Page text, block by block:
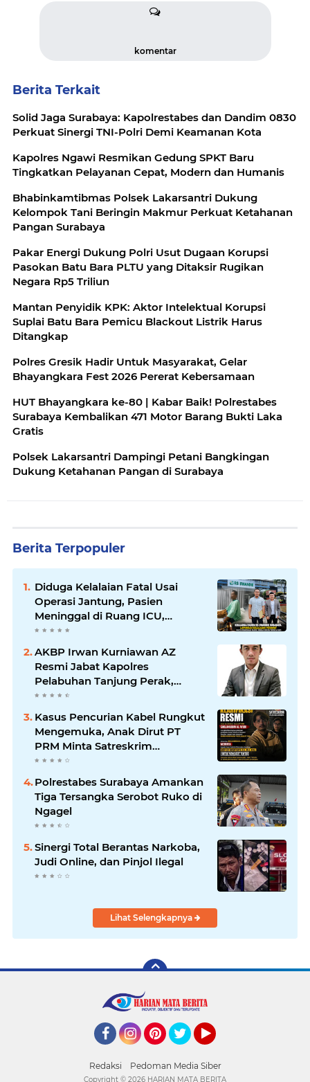
komentar
Berita Terkait
Solid Jaga Surabaya: Kapolrestabes dan Dandim 0830
Perkuat Sinergi TNI-Polri Demi Keamanan Kota
Kapolres Ngawi Resmikan Gedung SPKT Baru
Tingkatkan Pelayanan Cepat, Modern dan Humanis
Bhabinkamtibmas Polsek Lakarsantri Dukung
Kelompok Tani Beringin Makmur Perkuat Ketahanan
Pangan Surabaya
Pakar Energi Dukung Polri Usut Dugaan Korupsi
Pasokan Batu Bara PLTU yang Ditaksir Rugikan
Negara Rp5 Triliun
Mantan Penyidik KPK: Aktor Intelektual Korupsi
Suplai Batu Bara Pemicu Blackout Listrik Harus
Ditangkap
Polres Gresik Hadir Untuk Masyarakat, Gelar
Bhayangkara Fest 2026 Pererat Kebersamaan
HUT Bhayangkara ke-80 | Kabar Baik! Polrestabes
Surabaya Kembalikan 471 Motor Barang Bukti Laka
Gratis
Polsek Lakarsantri Dampingi Petani Bangkingan
Dukung Ketahanan Pangan di Surabaya
Berita Terpopuler
Diduga Kelalaian Fatal Usai
Operasi Jantung, Pasien
Meninggal di Ruang ICU,
Keluarga Tuntut RSUD dr.
Jawab
AKBP Irwan Kurniawan AZ
Resmi Jabat Kapolres
Pelabuhan Tanjung Perak,
Pimpinan Redaksi
Sampaikan Ucapan Selamat
Kasus Pencurian Kabel Rungkut
Mengemuka, Anak Dirut PT
PRM Minta Satreskrim
Polrestabes Surabaya Usut
Polrestabes Surabaya Amankan
Tiga Tersangka Serobot Ruko di
Ngagel
Sinergi Total Berantas Narkoba,
Judi Online, dan Pinjol Ilegal
Lihat Selengkapnya
Redaksi Pedoman Media Siber
Copyright © 2026 HARIAN MATA BERITA